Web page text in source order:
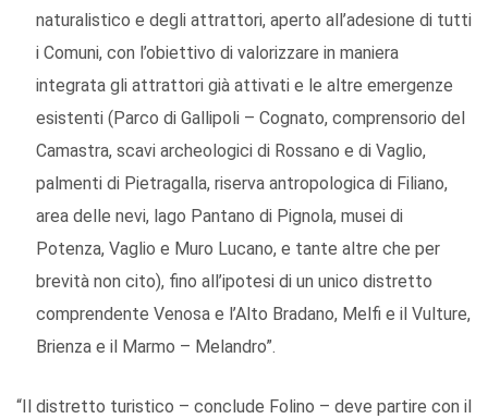
naturalistico e degli attrattori, aperto all’adesione di tutti
i Comuni, con l’obiettivo di valorizzare in maniera
integrata gli attrattori già attivati e le altre emergenze
esistenti (Parco di Gallipoli – Cognato, comprensorio del
Camastra, scavi archeologici di Rossano e di Vaglio,
palmenti di Pietragalla, riserva antropologica di Filiano,
area delle nevi, lago Pantano di Pignola, musei di
Potenza, Vaglio e Muro Lucano, e tante altre che per
brevità non cito), fino all’ipotesi di un unico distretto
comprendente Venosa e l’Alto Bradano, Melfi e il Vulture,
Brienza e il Marmo – Melandro”.
“Il distretto turistico – conclude Folino – deve partire con il